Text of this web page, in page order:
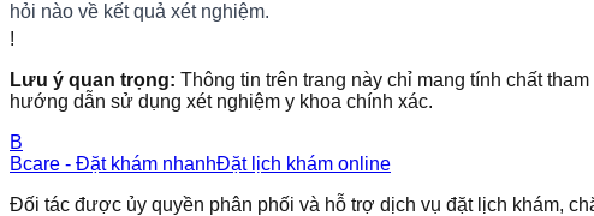
hỏi nào về kết quả xét nghiệm.
!
Lưu ý quan trọng: Thông tin trên trang này chỉ mang tính chất
hướng dẫn sử dụng xét nghiệm y khoa chính xác.
B
Bcare - Đặt khám nhanhĐặt lịch khám online
Đối tác được ủy quyền phân phối và hỗ trợ dịch vụ đặt lịch khám,